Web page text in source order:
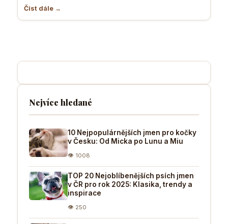
Číst dále →
Nejvíce hledané
10 Nejpopulárnějších jmen pro kočky
v Česku: Od Micka po Lunu a Miu
👁 1008
TOP 20 Nejoblíbenějších psích jmen
v ČR pro rok 2025: Klasika, trendy a
inspirace
👁 250